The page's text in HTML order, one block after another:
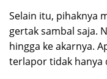
Selain itu, pihaknya
gertak sambal saja.
hingga ke akarnya.
terlapor tidak hanya